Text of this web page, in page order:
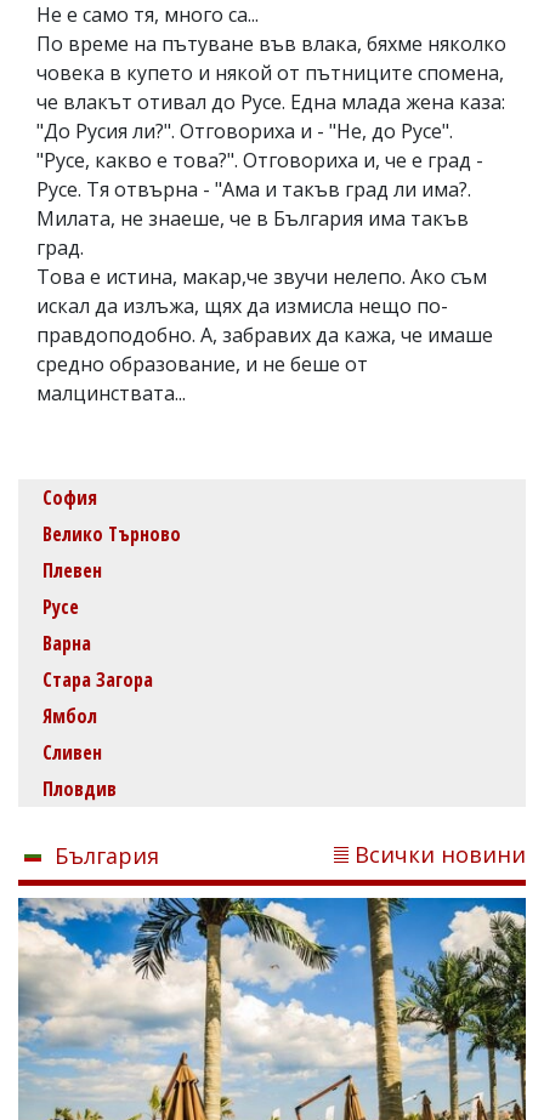
Не е само тя, много са...
По време на пътуване във влака, бяхме няколко
човека в купето и някой от пътниците спомена,
че влакът отивал до Русе. Една млада жена каза:
"До Русия ли?". Отговориха и - "Не, до Русе".
"Русе, какво е това?". Отговориха и, че е град -
Русе. Тя отвърна - "Ама и такъв град ли има?.
Милата, не знаеше, че в България има такъв
град.
Това е истина, макар,че звучи нелепо. Ако съм
искал да излъжа, щях да измисла нещо по-
правдоподобно. А, забравих да кажа, че имаше
средно образование, и не беше от
малцинствата...
София
Велико Търново
Плевен
Русе
Варна
Стара Загора
Ямбол
Сливен
Пловдив
България Всички новини